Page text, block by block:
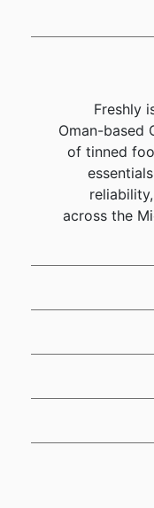
Freshly
Oman-based
of tinned
across the